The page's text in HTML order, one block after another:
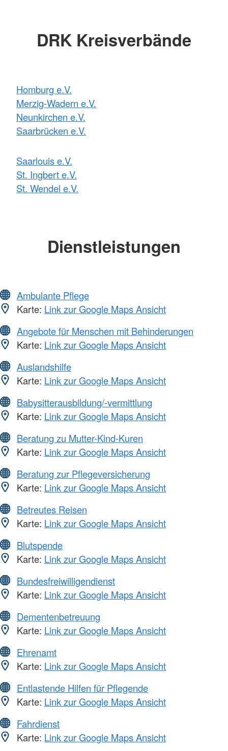
DRK Kreisverbände
Homburg e.V.
Merzig-Wadern e.V.
Neunkirchen e.V.
Saarbrücken e.V.
Saarlouis e.V.
St. Ingbert e.V.
St. Wendel e.V.
Dienstleistungen
Ambulante Pflege
Karte: Link zur Google Maps Ansicht
Angebote für Menschen mit Behinderungen
Karte: Link zur Google Maps Ansicht
Auslandshilfe
Karte: Link zur Google Maps Ansicht
Babysitterausbildung/-vermittlung
Karte: Link zur Google Maps Ansicht
Beratung zu Mutter-Kind-Kuren
Karte: Link zur Google Maps Ansicht
Beratung zur Pflegeversicherung
Karte: Link zur Google Maps Ansicht
Betreutes Reisen
Karte: Link zur Google Maps Ansicht
Blutspende
Karte: Link zur Google Maps Ansicht
Bundesfreiwilligendienst
Karte: Link zur Google Maps Ansicht
Dementenbetreuung
Karte: Link zur Google Maps Ansicht
Ehrenamt
Karte: Link zur Google Maps Ansicht
Entlastende Hilfen für Pflegende
Karte: Link zur Google Maps Ansicht
Fahrdienst
Karte: Link zur Google Maps Ansicht